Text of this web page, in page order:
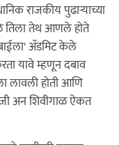
राजकीय पुढार्‍याच्या
तिला तेथ आणले होते
अ‍ॅडमिट केले
यावे म्हणून दबाव
लावली होती आणि
अन शिवीगाळ ऐकत